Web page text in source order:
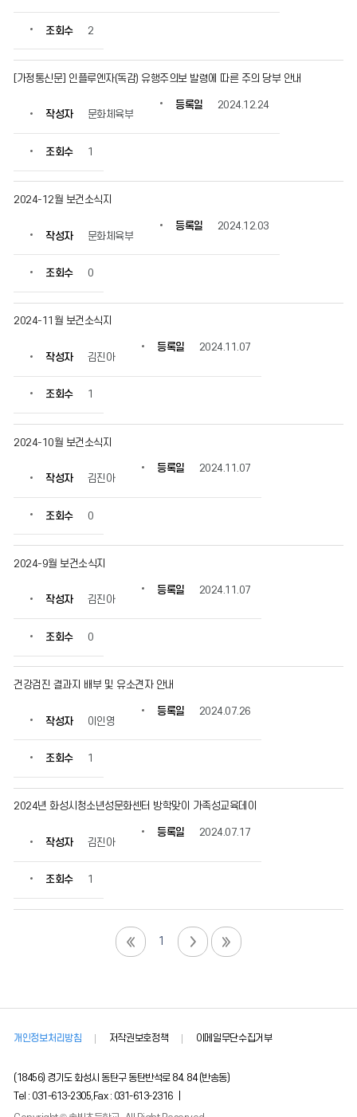
를
수
니
다.
조회수 2
[가정통신문] 인플루엔자(독감) 유행주의보 발령에 따른 주의 당부 안내
작성자 문화체육부
등록일 2024.12.24
조회수 1
2024-12월 보건소식지
작성자 문화체육부
등록일 2024.12.03
조회수 0
2024-11월 보건소식지
작성자 김진아
등록일 2024.11.07
조회수 1
2024-10월 보건소식지
작성자 김진아
등록일 2024.11.07
조회수 0
2024-9월 보건소식지
작성자 김진아
등록일 2024.11.07
조회수 0
건강검진 결과지 배부 및 유소견자 안내
작성자 이인영
등록일 2024.07.26
조회수 1
2024년 화성시청소년성문화센터 방학맞이 가족성교육데이
작성자 김진아
등록일 2024.07.17
조회수 1
1
개인정보처리방침 저작권보호정책 이메일무단수집거부
(18456) 경기도 화성시 동탄구 동탄반석로 84. 84 (반송동)
Tel : 031-613-2305,Fax : 031-613-2316 |